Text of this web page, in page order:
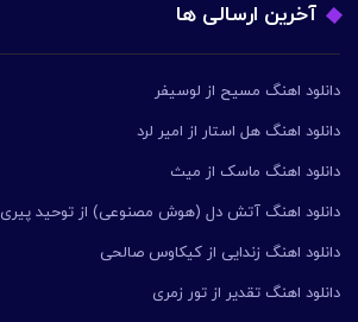
آخرین ارسالی ها
دانلود اهنگ مسیح از لوسیفر
دانلود اهنگ هل استار از امیر لرد
دانلود اهنگ ماسک از میث
دانلود اهنگ آتش دل (هوش مصنوعی) از توحید پیری
دانلود اهنگ زندایی از کیکاوس صالحی
دانلود اهنگ تقدیر از تور زمری